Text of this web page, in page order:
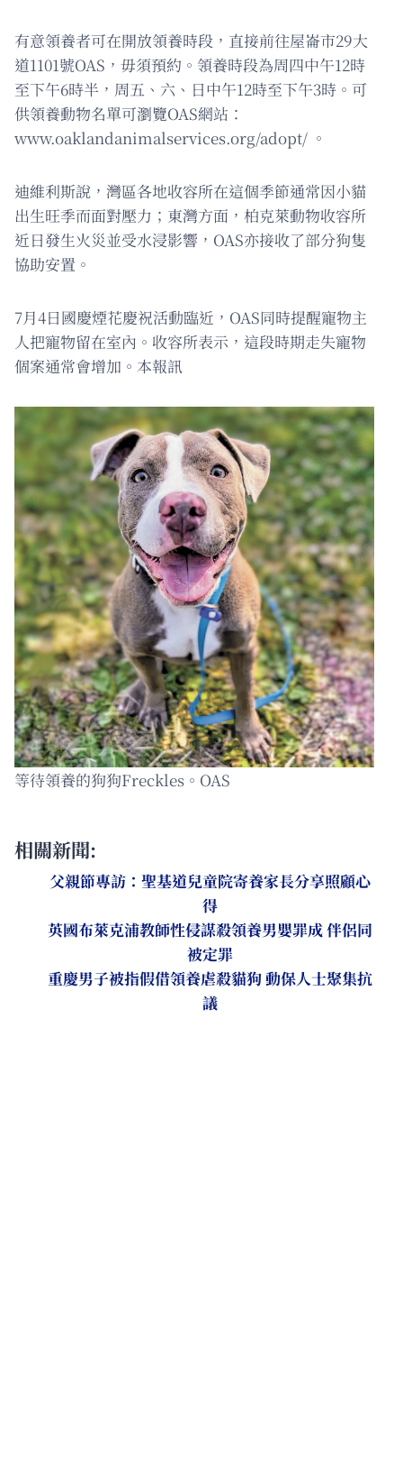
有意領養者可在開放領養時段，直接前往屋崙市29大
道1101號OAS，毋須預約。領養時段為周四中午12時
至下午6時半，周五、六、日中午12時至下午3時。可
供領養動物名單可瀏覽OAS網站：
www.oaklandanimalservices.org/adopt/ 。
迪維利斯說，灣區各地收容所在這個季節通常因小貓
出生旺季而面對壓力；東灣方面，柏克萊動物收容所
近日發生火災並受水浸影響，OAS亦接收了部分狗隻
協助安置。
7月4日國慶煙花慶祝活動臨近，OAS同時提醒寵物主
人把寵物留在室內。收容所表示，這段時期走失寵物
個案通常會增加。本報訊
等待領養的狗狗Freckles。OAS
相關新聞:
父親節專訪：聖基道兒童院寄養家長分享照顧心
得
英國布萊克浦教師性侵謀殺領養男嬰罪成 伴侶同
被定罪
重慶男子被指假借領養虐殺貓狗 動保人士聚集抗
議